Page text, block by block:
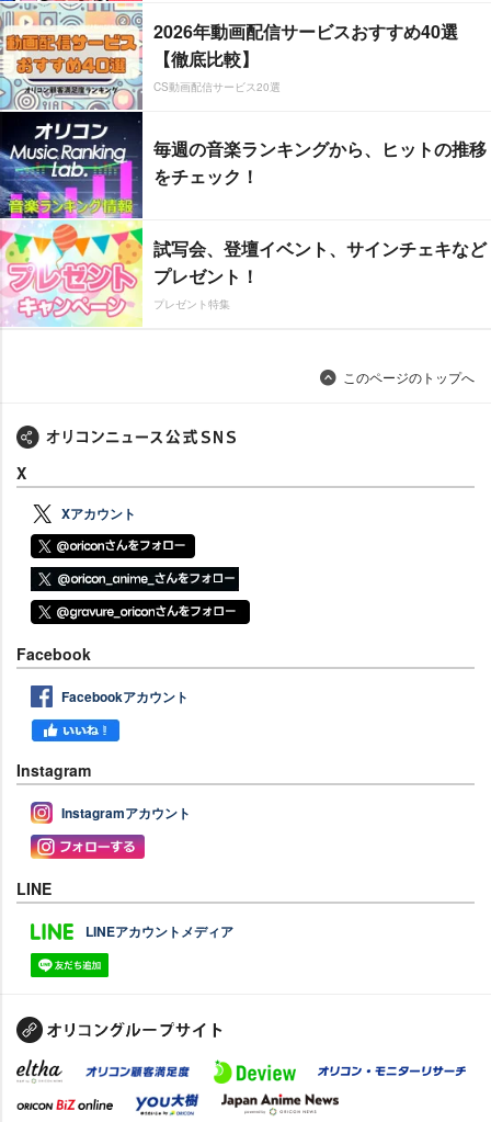
2026年動画配信サービスおすすめ40選
【徹底比較】
CS動画配信サービス20選
毎週の音楽ランキングから、ヒットの推移
をチェック！
試写会、登壇イベント、サインチェキなど
プレゼント！
プレゼント特集
このページのトップへ
X
Xアカウント
Facebook
Facebookアカウント
Instagram
Instagramアカウント
LINE
LINEアカウントメディア